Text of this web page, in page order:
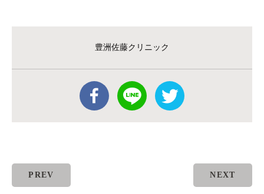
豊洲佐藤クリニック
PREV NEXT